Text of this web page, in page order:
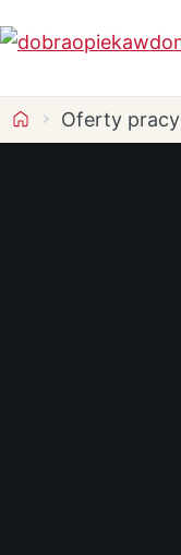
Oferty pracy